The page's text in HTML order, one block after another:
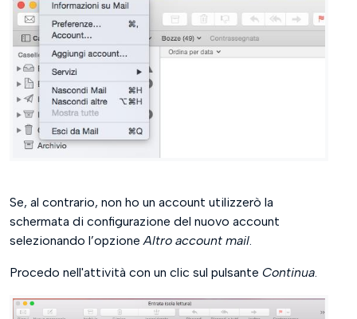
Se, al contrario, non ho un account utilizzerò la
schermata di configurazione del nuovo account
selezionando l’opzione Altro account mail
Procedo nell'attività con un clic sul pulsante Continua